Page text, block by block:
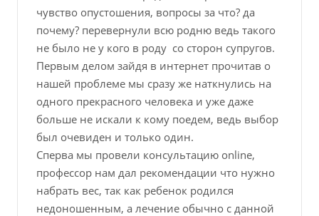
чувство опустошения, вопросы за что? да
почему? перевернули всю родню ведь такого
не было не у кого в роду со сторон супругов.
Первым делом зайдя в интернет прочитав о
нашей проблеме мы сразу же наткнулись на
одного прекрасного человека и уже даже
больше не искали к кому поедем, ведь выбор
был очевиден и только один.
Сперва мы провели консультацию online,
профессор нам дал рекомендации что нужно
набрать вес, так как ребенок родился
недоношенным, а лечение обычно с данной